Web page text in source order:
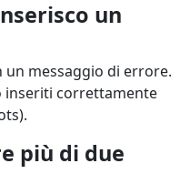
un
messaggio di errore.
inseriti correttamente
più di due